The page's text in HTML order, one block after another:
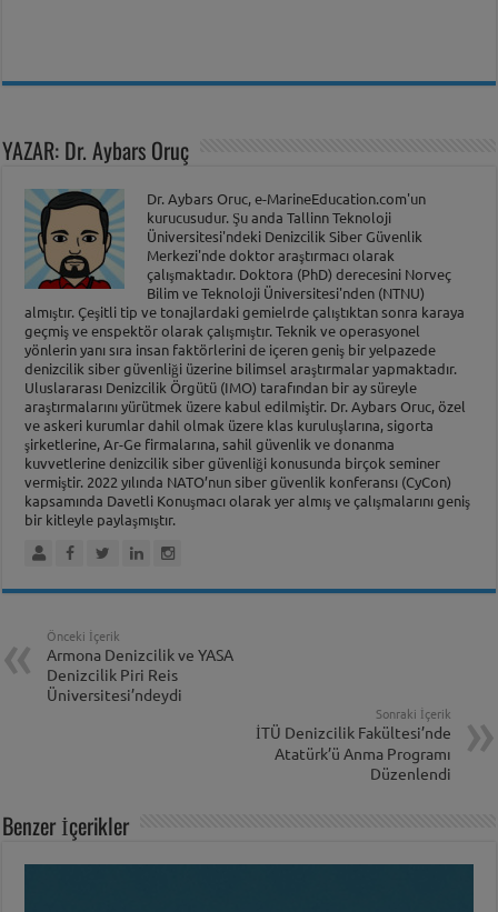
YAZAR: Dr. Aybars Oruç
Dr. Aybars Oruc, e-MarineEducation.com'un
kurucusudur. Şu anda Tallinn Teknoloji
Üniversitesi'ndeki Denizcilik Siber Güvenlik
Merkezi'nde doktor araştırmacı olarak
çalışmaktadır. Doktora (PhD) derecesini Norveç
Bilim ve Teknoloji Üniversitesi'nden (NTNU)
almıştır. Çeşitli tip ve tonajlardaki gemielrde çalıştıktan sonra karaya
geçmiş ve enspektör olarak çalışmıştır. Teknik ve operasyonel
yönlerin yanı sıra insan faktörlerini de içeren geniş bir yelpazede
denizcilik siber güvenliği üzerine bilimsel araştırmalar yapmaktadır.
Uluslararası Denizcilik Örgütü (IMO) tarafından bir ay süreyle
araştırmalarını yürütmek üzere kabul edilmiştir. Dr. Aybars Oruc, özel
ve askeri kurumlar dahil olmak üzere klas kuruluşlarına, sigorta
şirketlerine, Ar-Ge firmalarına, sahil güvenlik ve donanma
kuvvetlerine denizcilik siber güvenliği konusunda birçok seminer
vermiştir. 2022 yılında NATO’nun siber güvenlik konferansı (CyCon)
kapsamında Davetli Konuşmacı olarak yer almış ve çalışmalarını geniş
bir kitleyle paylaşmıştır.
Önceki İçerik
Armona Denizcilik ve YASA
Denizcilik Piri Reis
Üniversitesi’ndeydi
Sonraki İçerik
İTÜ Denizcilik Fakültesi’nde
Atatürk’ü Anma Programı
Düzenlendi
Benzer İçerikler